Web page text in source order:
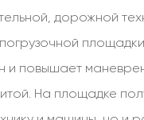
дорожной
и повышает
На площадке